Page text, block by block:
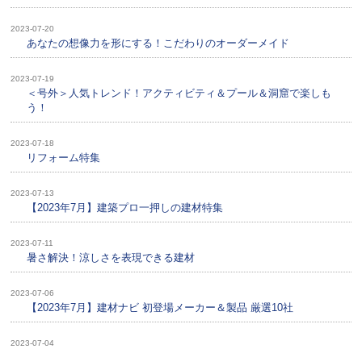
2023-07-20
あなたの想像力を形にする！こだわりのオーダーメイド
2023-07-19
＜号外＞人気トレンド！アクティビティ＆プール＆洞窟で楽しも
う！
2023-07-18
リフォーム特集
2023-07-13
【2023年7月】建築プロ一押しの建材特集
2023-07-11
暑さ解決！涼しさを表現できる建材
2023-07-06
【2023年7月】建材ナビ 初登場メーカー＆製品 厳選10社
2023-07-04